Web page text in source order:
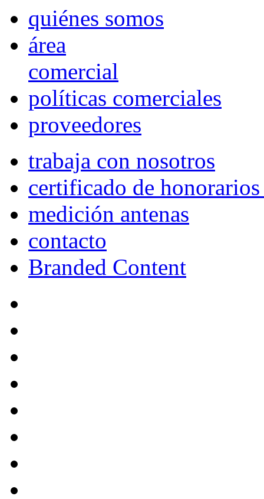
quiénes somos
área
comercial
políticas comerciales
proveedores
trabaja con nosotros
certificado de
medición antenas
contacto
Branded Content